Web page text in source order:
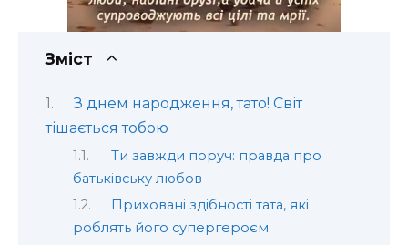
Зміст
З днем народження, тато! Світ
тішається тобою
Ти завжди поруч: правда про
батьківську любов
Приховані здібності тата, які
роблять його супергероєм